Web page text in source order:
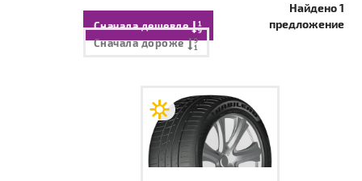
Сначала дешевле
Сначала дороже
Найдено 1
предложение